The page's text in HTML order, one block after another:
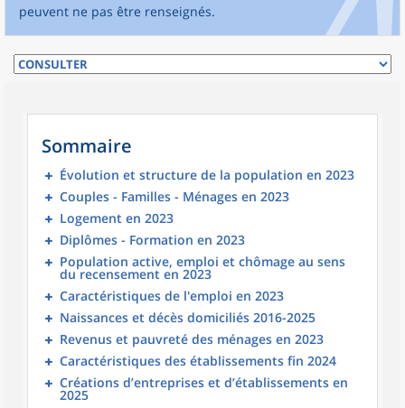
peuvent ne pas être renseignés.
Sommaire
Évolution et structure de la population en 2023
Couples - Familles - Ménages en 2023
Logement en 2023
Diplômes - Formation en 2023
Population active, emploi et chômage au sens
du recensement en 2023
Caractéristiques de l'emploi en 2023
Naissances et décès domiciliés 2016-2025
Revenus et pauvreté des ménages en 2023
Caractéristiques des établissements fin 2024
Créations d’entreprises et d’établissements en
2025